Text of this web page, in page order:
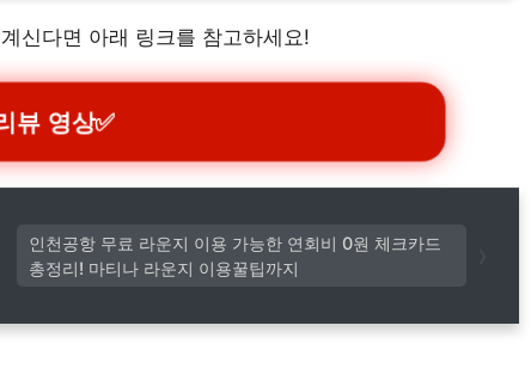
신다면 아래 링크를 참고하세요!
뷰 영상✅
인천공항 무료 라운지 이용 가능한 연회비 0원 체크카드
총정리! 마티나 라운지 이용꿀팁까지